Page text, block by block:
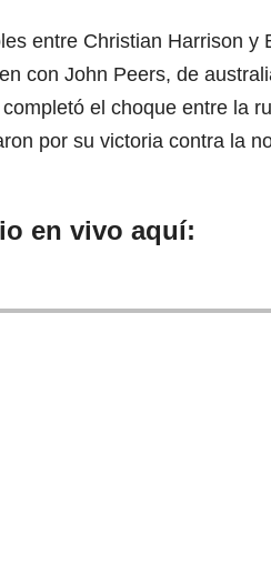
entre Christian Harrison y
con John Peers, de
completó el choque entre la
por su victoria contra la
en vivo aquí: